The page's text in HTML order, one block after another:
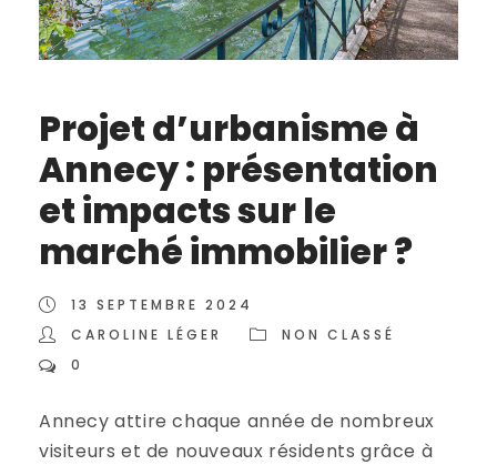
Projet d’urbanisme à
Annecy : présentation
et impacts sur le
marché immobilier ?
13 SEPTEMBRE 2024
CAROLINE LÉGER
NON CLASSÉ
0
Annecy attire chaque année de nombreux
visiteurs et de nouveaux résidents grâce à